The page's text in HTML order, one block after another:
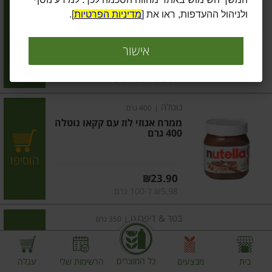
קרם מובחר למריחה
מחיר מחירון ₪14.90
₪2.98 ל-100 גרם
נוטלה 400 גרם
ממרח אגוזי לוז עם קקאו נוטלה
400 גרם
₪23.90
הוסיפו
בטר & דיפרנט 350 גרם
חמאת בוטנים טבעית
בית מבצעים כל המוצרים הרשימות שלי עגלה
ולניהול ההעדפות, ראו את [מדיניות הפרטיות].
אישור